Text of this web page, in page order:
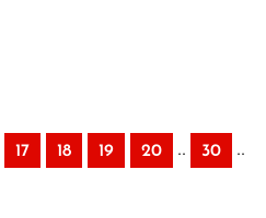
17 18 19 20 .. 30 ..